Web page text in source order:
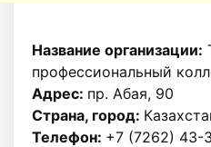
Название организации:
профессиональный
Адрес: пр. Абая, 90
Страна, город:
Телефон: +7 (7262) 43-